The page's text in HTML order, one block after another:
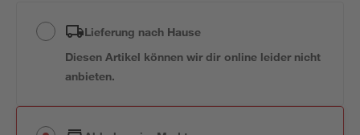
Lieferung nach Hause
Diesen Artikel können wir dir online leider nicht
anbieten.